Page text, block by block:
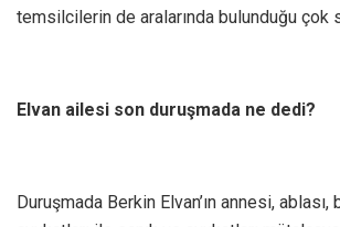
temsilcilerin de aralarında bulunduğu çok
Elvan ailesi son duruşmada ne dedi?
Duruşmada Berkin Elvan’ın annesi, ablası,